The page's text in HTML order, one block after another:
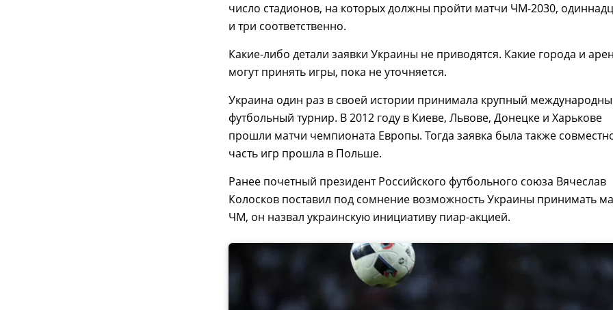
число стадионов, на которых должны пройти матчи ЧМ-2030,
и три соответственно.
Какие-либо детали заявки Украины не приводятся. Какие города и
могут принять игры, пока не уточняется.
Украина один раз в своей истории принимала крупный
футбольный турнир. В 2012 году в Киеве, Львове, Донецке и Харькове
прошли матчи чемпионата Европы. Тогда заявка была также
часть игр прошла в Польше.
Ранее почетный президент Российского футбольного союза Вячеслав
Колосков поставил под сомнение возможность Украины принимать
ЧМ, он назвал украинскую инициативу пиар-акцией.